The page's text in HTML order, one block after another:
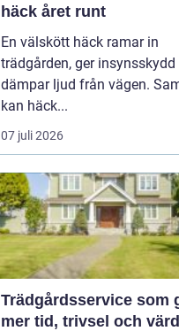
häck året runt
En välskött häck ramar in
trädgården, ger insynsskydd
dämpar ljud från vägen.
kan häck...
07 juli 2026
Trädgårdsservice som
mer tid, trivsel och